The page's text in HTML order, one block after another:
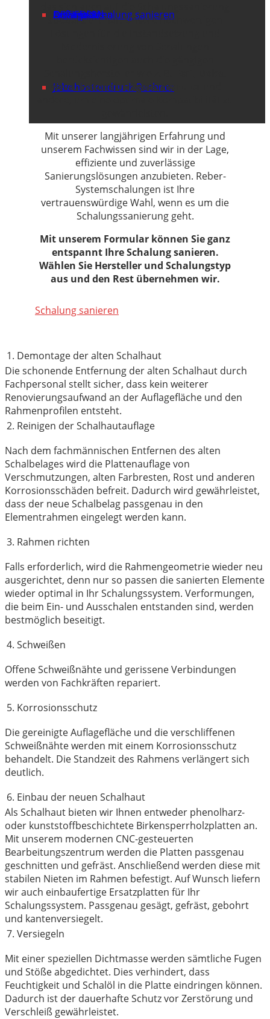
OPTIFORM
Frischbetondruck-Rechner
Ersatzplatten
Anfrage Schalung sanieren
Downloads
Jobs
spezialisiert hat. Unsere hochwertigen
Meva, Paschal, Hägele, Wendler
Mit unserer langjährigen Erfahrung und
unserem Fachwissen sind wir in der Lage,
effiziente und zuverlässige
Sanierungslösungen anzubieten. Reber-
Systemschalungen ist Ihre
vertrauenswürdige Wahl, wenn es um die
Schalungssanierung geht.
Mit unserem Formular können Sie ganz
entspannt Ihre Schalung sanieren.
Wählen Sie Hersteller und Schalungstyp
aus und den Rest übernehmen wir.
Schalung sanieren
1. Demontage der alten Schalhaut
Die schonende Entfernung der alten Schalhaut durch
Fachpersonal stellt sicher, dass kein weiterer
Renovierungsaufwand an der Auflagefläche und den
Rahmenprofilen entsteht.
2. Reinigen der Schalhautauflage
Nach dem fachmännischen Entfernen des alten
Schalbelages wird die Plattenauflage von
Verschmutzungen, alten Farbresten, Rost und anderen
Korrosionsschäden befreit. Dadurch wird gewährleistet,
dass der neue Schalbelag passgenau in den
Elementrahmen eingelegt werden kann.
3. Rahmen richten
Falls erforderlich, wird die Rahmengeometrie wieder neu
ausgerichtet, denn nur so passen die sanierten Elemente
wieder optimal in Ihr Schalungssystem. Verformungen,
die beim Ein- und Ausschalen entstanden sind, werden
bestmöglich beseitigt.
4. Schweißen
Offene Schweißnähte und gerissene Verbindungen
werden von Fachkräften repariert.
5. Korrosionsschutz
Die gereinigte Auflagefläche und die verschliffenen
Schweißnähte werden mit einem Korrosionsschutz
behandelt. Die Standzeit des Rahmens verlängert sich
deutlich.
6. Einbau der neuen Schalhaut
Als Schalhaut bieten wir Ihnen entweder phenolharz-
oder kunststoffbeschichtete Birkensperrholzplatten an.
Mit unserem modernen CNC-gesteuerten
Bearbeitungszentrum werden die Platten passgenau
geschnitten und gefräst. Anschließend werden diese mit
stabilen Nieten im Rahmen befestigt. Auf Wunsch liefern
wir auch einbaufertige Ersatzplatten für Ihr
Schalungssystem. Passgenau gesägt, gefräst, gebohrt
und kantenversiegelt.
7. Versiegeln
Mit einer speziellen Dichtmasse werden sämtliche Fugen
und Stöße abgedichtet. Dies verhindert, dass
Feuchtigkeit und Schalöl in die Platte eindringen können.
Dadurch ist der dauerhafte Schutz vor Zerstörung und
Verschleiß gewährleistet.